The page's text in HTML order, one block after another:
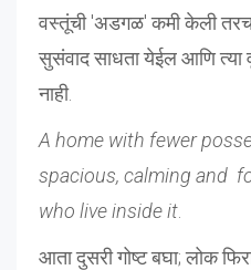
वस्तूंची 'अडगळ' कमी केली तरच
सुसंवाद साधता येईल आणि त्या
नाही.
A home with fewer
spacious, calming and
who live inside it
आता दुसरी गोष्ट बघा; लोक